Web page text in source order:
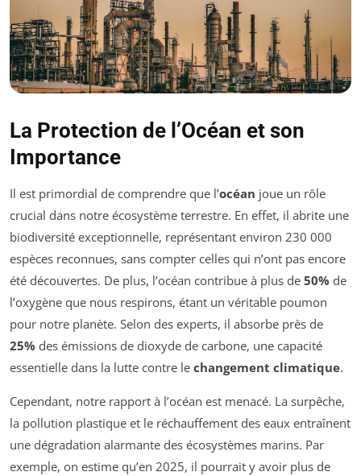
La Protection de l’Océan et son
Importance
Il est primordial de comprendre que l’océan joue un rôle
crucial dans notre écosystème terrestre. En effet, il abrite une
biodiversité exceptionnelle, représentant environ 230 000
espèces reconnues, sans compter celles qui n’ont pas encore
été découvertes. De plus, l’océan contribue à plus de 50% de
l’oxygène que nous respirons, étant un véritable poumon
pour notre planète. Selon des experts, il absorbe près de
25% des émissions de dioxyde de carbone, une capacité
essentielle dans la lutte contre le changement climatique.
Cependant, notre rapport à l’océan est menacé. La surpêche,
la pollution plastique et le réchauffement des eaux entraînent
une dégradation alarmante des écosystèmes marins. Par
exemple, on estime qu’en 2025, il pourrait y avoir plus de